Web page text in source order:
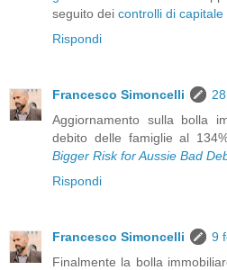
seguito dei controlli di
Rispondi
Francesco Simoncelli
Aggiornamento sulla bolla
debito delle famiglie al
Bigger Risk for Aussie Bad
Rispondi
Francesco Simoncelli
9
Finalmente la bolla